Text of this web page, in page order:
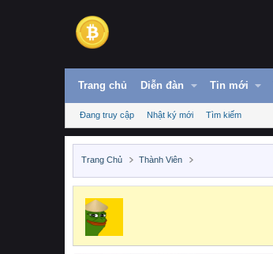
Trang chủ Diễn đàn Tin mới
Đang truy cập Nhật ký mới Tìm kiếm
Trang Chủ Thành Viên